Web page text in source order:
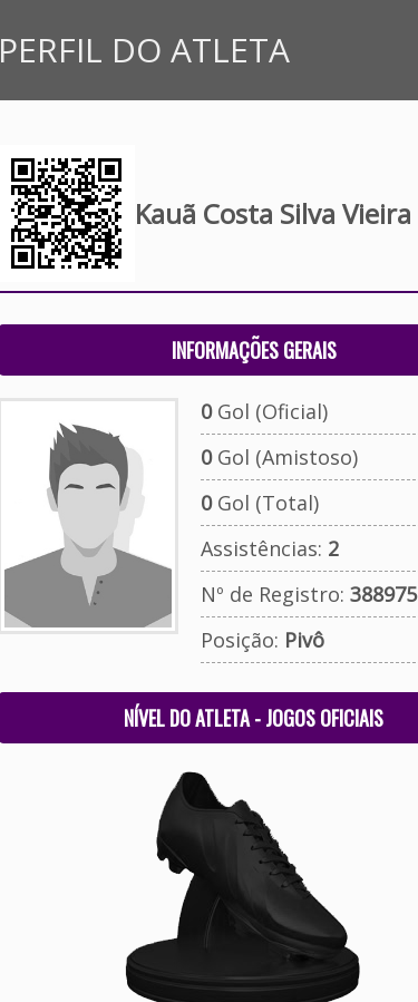
PERFIL DO ATLETA
Kauã Costa Silva Vieira
INFORMAÇÕES GERAIS
0Gol (Oficial)
0Gol (Amistoso)
0Gol (Total)
Assistências: 2
Nº de Registro: 388975
Posição: Pivô
NÍVEL DO ATLETA - JOGOS OFICIAIS